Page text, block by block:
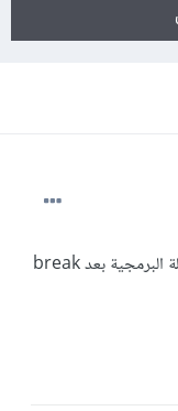
سلام عليكم ورحمة الله وبركاته بخصوص الكتلة البرمجية بعد break